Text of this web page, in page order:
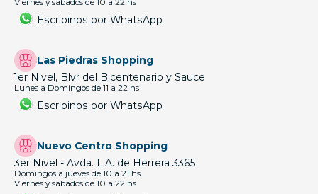
Viernes y sabados de 10 a 22 hs
Escribinos por WhatsApp
Las Piedras Shopping
1er Nivel, Blvr del Bicentenario y Sauce
Lunes a Domingos de 11 a 22 hs
Escribinos por WhatsApp
Nuevo Centro Shopping
3er Nivel - Avda. L.A. de Herrera 3365
Domingos a jueves de 10 a 21 hs
Viernes y sabados de 10 a 22 hs